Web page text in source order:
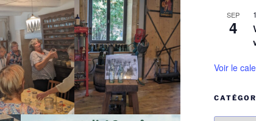
SEP
4
Voir le